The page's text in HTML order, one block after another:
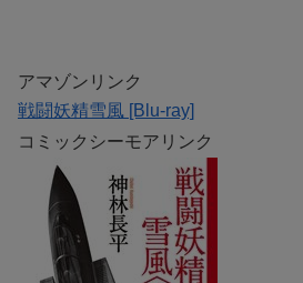
アマゾンリンク
戦闘妖精雪風 [Blu-ray]
コミックシーモアリンク